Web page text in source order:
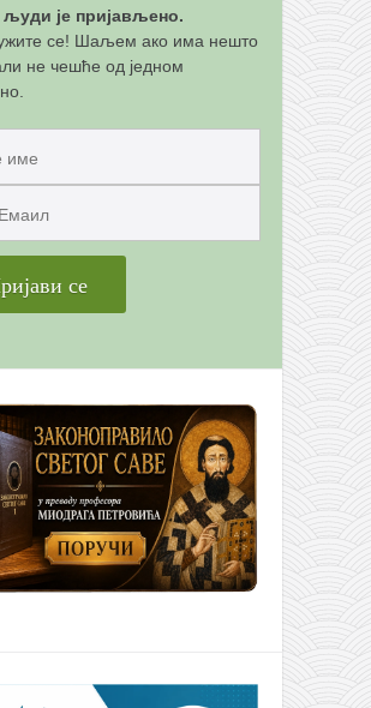
људи је пријављено.
се! Шаљем ако има нешто
не чешће од једном